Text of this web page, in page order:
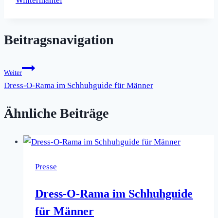
Beitragsnavigation
Weiter
Dress-O-Rama im Schhuhguide für Männer
Ähnliche Beiträge
Presse
Dress-O-Rama im Schhuhguide
für Männer